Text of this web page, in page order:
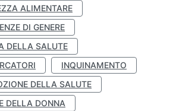
ALIMENTARE
DI GENERE
DELLA SALUTE
INQUINAMENTO
DELLA SALUTE
DELLA DONNA